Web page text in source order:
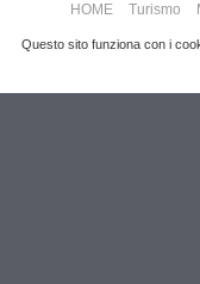
HOME Turismo
Questo sito funziona con i